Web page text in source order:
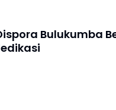
Bulukumba